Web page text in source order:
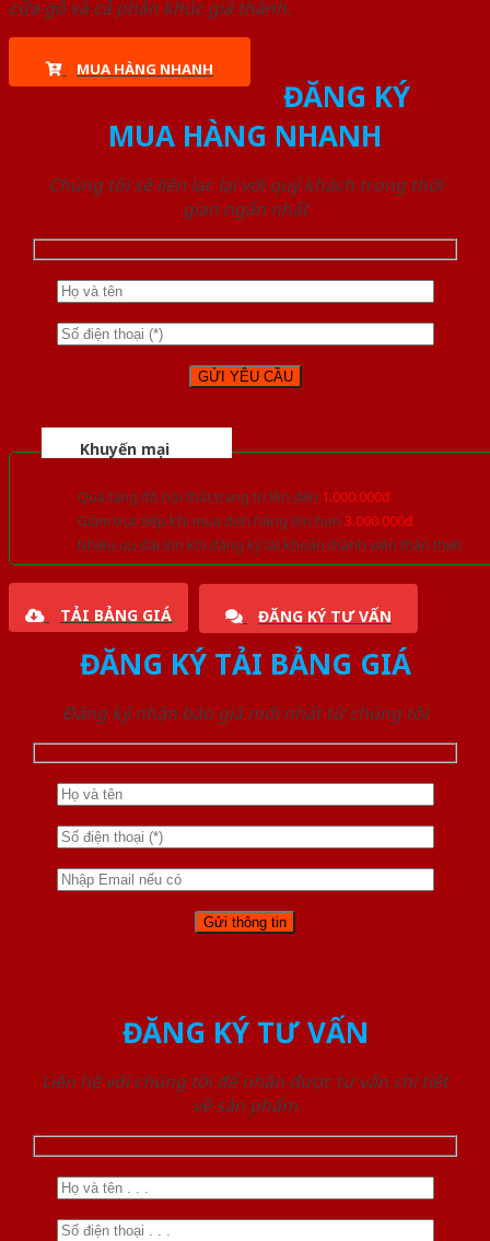
cửa gỗ và cả phân khúc giá thành.
MUA HÀNG NHANH
ĐĂNG KÝ
MUA HÀNG NHANH
Chúng tôi sẽ liên lạc lại với quý khách trong thời
gian ngắn nhất
Khuyến mại
Quà tặng đồ nội thất trang trí lên đến 1.000.000đ
Giảm trực tiếp khi mua đơn hàng lớn hơn 3.000.000đ
Nhiều ưu đãi lớn khi đăng ký tài khoản thành viên thân thiết
TẢI BẢNG GIÁ ĐĂNG KÝ TƯ VẤN
ĐĂNG KÝ TẢI BẢNG GIÁ
Đăng ký nhận báo giá mới nhất từ chúng tôi
ĐĂNG KÝ TƯ VẤN
Liên hệ với chúng tôi để nhận được tư vấn chi tiết
về sản phẩm